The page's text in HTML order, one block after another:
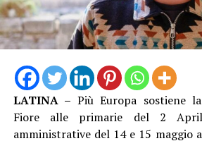
LATINA – Più Europa sostiene
Fiore alle primarie del 2
amministrative del 14 e 15 maggio